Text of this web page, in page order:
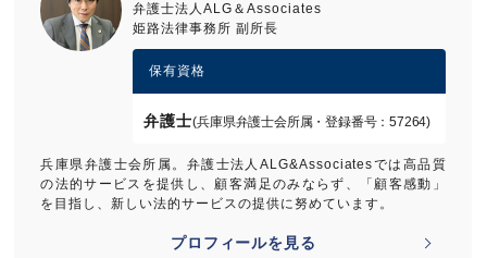
弁書のポイント
労働審判制度の手続の流れ
弁護士法人ALG＆Associates
姫路法律事務所 副所長
保有資格
弁護士(兵庫県弁護士会所属・登録番号：57264)
兵庫県弁護士会所属。弁護士法人ALG&Associatesでは高品質
の法的サービスを提供し、顧客満足のみならず、「顧客感動」
を目指し、新しい法的サービスの提供に努めています。
プロフィールを見る